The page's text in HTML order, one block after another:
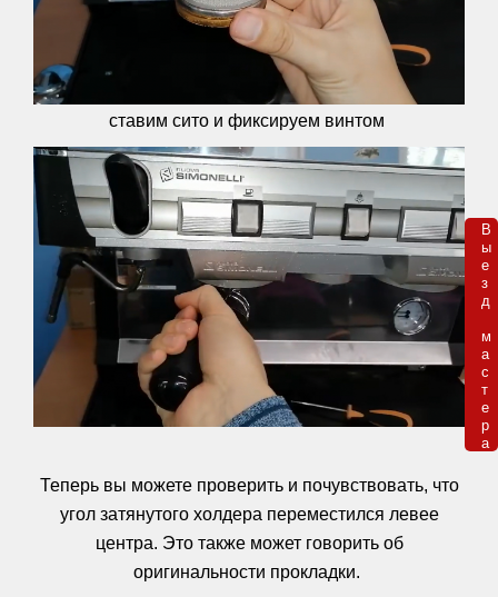
ставим сито и фиксируем винтом
Теперь вы можете проверить и почувствовать, что
угол затянутого холдера переместился левее
центра. Это также может говорить об
оригинальности прокладки.
В
ы
е
з
д
м
а
с
т
е
р
а